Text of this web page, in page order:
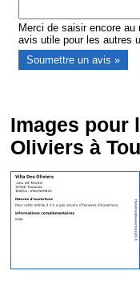
Merci de saisir encore
avis utile pour les autres
Images pour
Oliviers à